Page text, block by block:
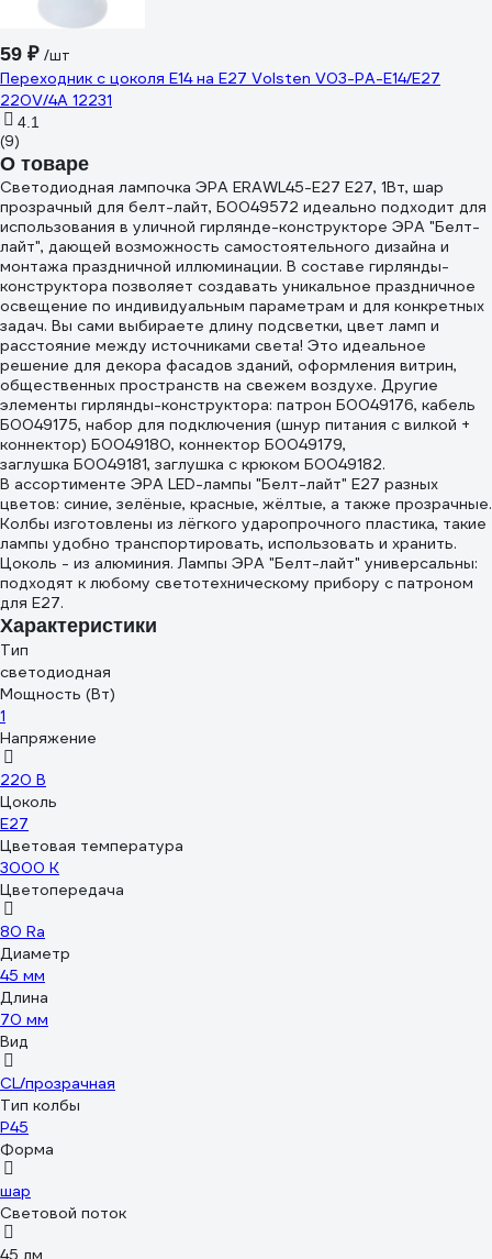
59 ₽ /шт
Переходник с цоколя Е14 на Е27 Volsten V03-PA-E14/E27
220V/4A 12231
4.1
(9)
О товаре
Светодиодная лампочка ЭРА ERAWL45-E27 E27, 1Вт, шар
прозрачный для белт-лайт, Б0049572 идеально подходит для
использования в уличной гирлянде-конструкторе ЭРА "Белт-
лайт", дающей возможность самостоятельного дизайна и
монтажа праздничной иллюминации. В составе гирлянды-
конструктора позволяет создавать уникальное праздничное
освещение по индивидуальным параметрам и для конкретных
задач. Вы сами выбираете длину подсветки, цвет ламп и
расстояние между источниками света! Это идеальное
решение для декора фасадов зданий, оформления витрин,
общественных пространств на свежем воздухе. Другие
элементы гирлянды-конструктора: патрон Б0049176, кабель
Б0049175, набор для подключения (шнур питания с вилкой +
коннектор) Б0049180, коннектор Б0049179,
заглушка Б0049181, заглушка с крюком Б0049182.
В ассортименте ЭРА LED-лампы "Белт-лайт" E27 разных
цветов: синие, зелёные, красные, жёлтые, а также прозрачные.
Колбы изготовлены из лёгкого ударопрочного пластика, такие
лампы удобно транспортировать, использовать и хранить.
Цоколь - из алюминия. Лампы ЭРА "Белт-лайт" универсальны:
подходят к любому светотехническому прибору с патроном
для Е27.
Характеристики
Тип
светодиодная
Мощность (Вт)
1
Напряжение
220 В
Цоколь
E27
Цветовая температура
3000 К
Цветопередача
80 Ra
Диаметр
45 мм
Длина
70 мм
Вид
CL/прозрачная
Тип колбы
Р45
Форма
шар
Световой поток
45 лм